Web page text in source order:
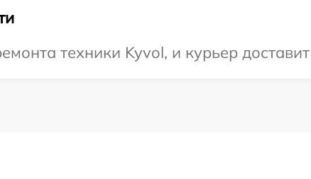
техники Kyvol, и курьер